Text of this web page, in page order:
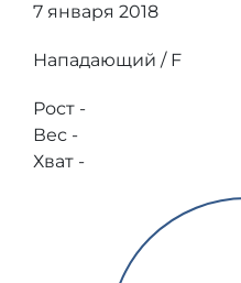
7 января 2018
Нападающий / F
Рост -
Вес -
Хват -